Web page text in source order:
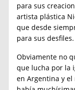
para sus
artista plástica
que desde
para sus
Obviamente no
que lucha por la
en Argentina y el